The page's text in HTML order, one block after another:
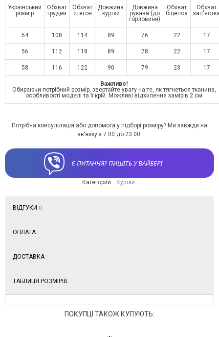
Український
розмір
Обхват
грудей
Обхват
стегон
Довжина
куртки
Довжина
рукава (до
горловини)
Обхват
біцепса
Обхват
54 108 114 89 76 22 17
56 112 118 89 78 22 17
58 116 122 90 79 23 17
Важливо!
Обираючи потрібний розмір, звертайте увагу на те, як тягнеться тканина,
особливості моделі та її крій. Можливі відхилення замірів 2 см
Потрібна консультація або допомога у підборі розміру? Ми завжди на
зв’язку з 7:00 до 23:00.
Є ПИТАННЯ? ПИШІТЬ У ВАЙБЕРІ
Категории: Куртки
ВІДГУКИ 0
ОПЛАТА
ДОСТАВКА
ТАБЛИЦЯ РОЗМІРІВ
ПОКУПЦІ ТАКОЖ КУПУЮТЬ: